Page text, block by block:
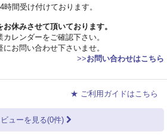
間受け付けております。
休みさせて頂いております。
レンダーをご確認下さい。
お問い合わせ下さいませ。
>>お問い合わせはこちら
★ ご利用ガイドはこちら
ビューを見る(0件)